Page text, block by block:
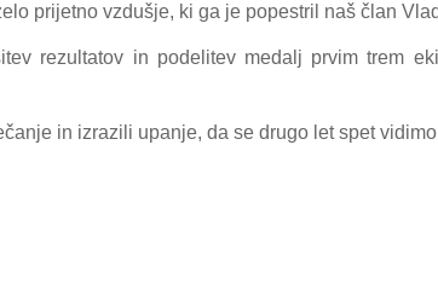
prijetno vzdušje, ki ga je popestril naš član
rezultatov in podelitev medalj prvim trem
in izrazili upanje, da se drugo let spet